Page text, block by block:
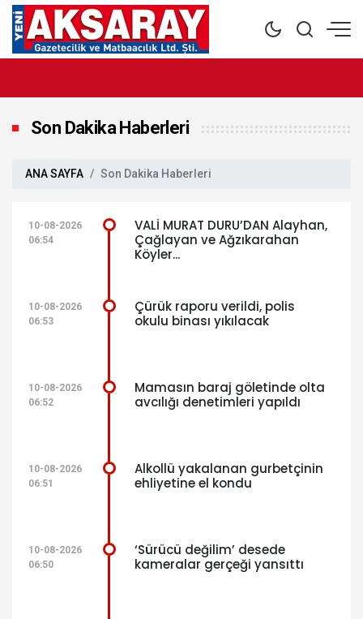
Son Dakika Haberleri
ANA SAYFA Son Dakika Haberleri
10-08-2026
06:54
VALİ MURAT DURU’DAN Alayhan,
Çağlayan ve Ağzıkarahan
Köyler...
10-08-2026
06:53
Çürük raporu verildi, polis
okulu binası yıkılacak
10-08-2026
06:52
Mamasın baraj göletinde olta
avcılığı denetimleri yapıldı
10-08-2026
06:51
Alkollü yakalanan gurbetçinin
ehliyetine el kondu
10-08-2026
06:50
‘Sürücü değilim’ desede
kameralar gerçeği yansıttı